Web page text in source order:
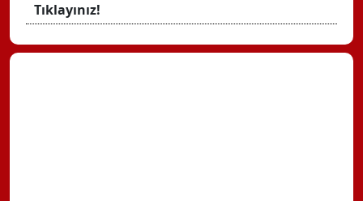
Tıklayınız!